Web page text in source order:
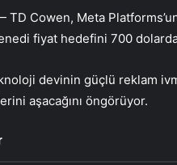
Cowen, Meta
fiyat hedefini 700
devinin güçlü reklam
aşacağını öngörüyor.